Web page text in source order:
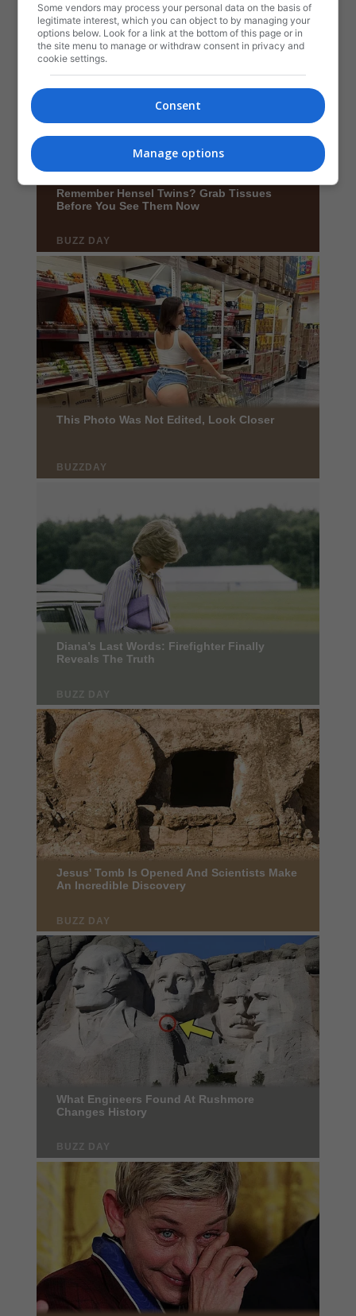
Some vendors may process your personal data on the basis of
legitimate interest, which you can object to by managing your
options below. Look for a link at the bottom of this page or in
the site menu to manage or withdraw consent in privacy and
cookie settings.
Consent
Manage options